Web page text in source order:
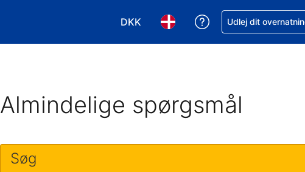
DKK
Vælg valuta. Din nuværende valuta er
Vælg sprog. Dit nuværende
Få hjælp til en
Udlej dit
Almindelige spørgsmål
Søg